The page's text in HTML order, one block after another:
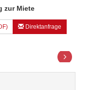
zur Miete
Direktanfrage